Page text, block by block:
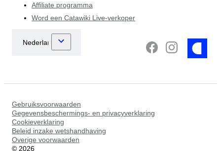
Affiliate programma
Word een Catawiki Live-verkoper
Gebruiksvoorwaarden
Gegevensbeschermings- en privacyverklaring
Cookieverklaring
Beleid inzake wetshandhaving
Overige voorwaarden
© 2026